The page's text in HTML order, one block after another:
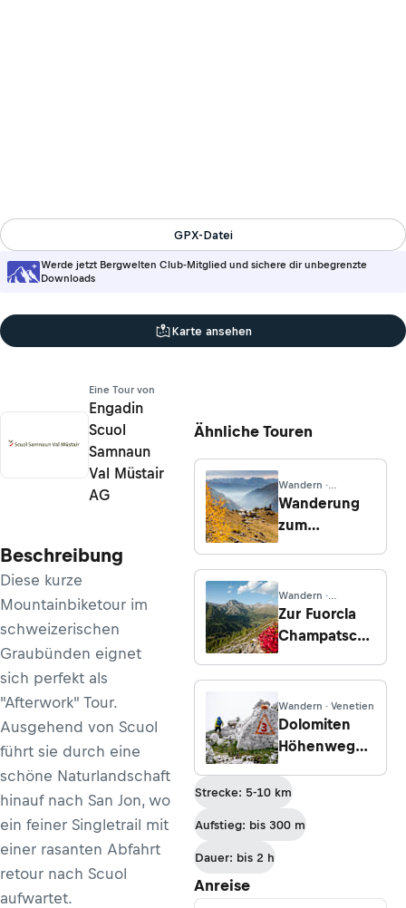
Werde jetzt Bergwelten Club-Mitglied und sichere dir unbegrenzte
Downloads
GPX-Datei
Karte ansehen
Eine Tour von
Engadin
Scuol
Samnaun
Val Müstair
AG
Beschreibung
Diese kurze
Mountainbiketour im
schweizerischen
Graubünden eignet
sich perfekt als
"Afterwork" Tour.
Ausgehend von Scuol
führt sie durch eine
schöne Naturlandschaft
hinauf nach San Jon, wo
ein feiner Singletrail mit
einer rasanten Abfahrt
retour nach Scuol
aufwartet.
Ähnliche Touren
Wandern ·
Lombardei
Wanderung
zum
San Romerio
von Piaz
Wandern ·
Vorarlberg
Zur Fuorcla
Champatsch
Wandern · Venetien
Dolomiten
Höhenweg
5: Rifugio
San Marco -
Rifugio
Strecke: 5-10 km
Aufstieg: bis 300 m
Dauer: bis 2 h
Anreise